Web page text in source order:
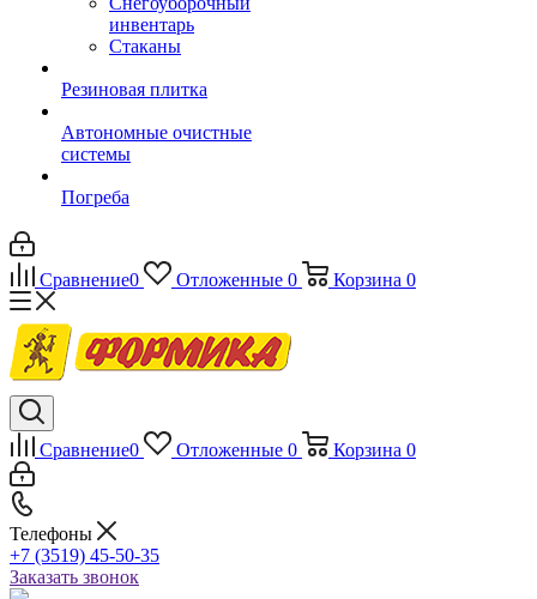
инвентарь
Стаканы
Резиновая плитка
Автономные очистные
системы
Погреба
Сравнение0 Отложенные 0 Корзина 0
Сравнение0 Отложенные 0 Корзина 0
Телефоны
+7 (3519) 45-50-35
Заказать звонок